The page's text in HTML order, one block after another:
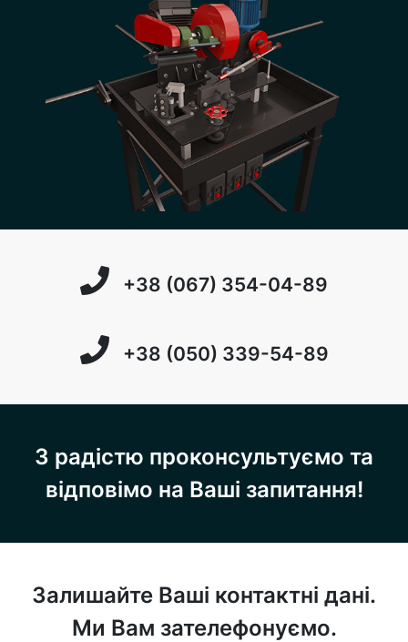
+38 (067) 354-04-89
+38 (050) 339-54-89
З радістю проконсультуємо та
відповімо на Ваші запитання!
Залишайте Ваші контактні дані.
Ми Вам зателефонуємо.